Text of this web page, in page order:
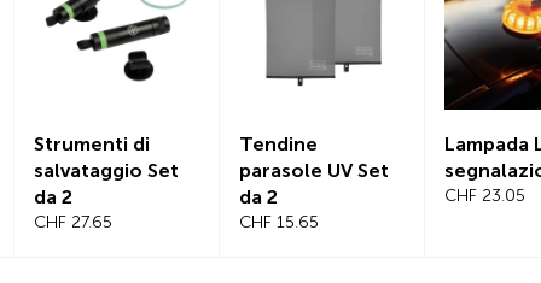
Strumenti di
salvataggio Set
da 2
CHF 27.65
Tendine
parasole UV Set
da 2
CHF 15.65
Lampada
CHF 23.05